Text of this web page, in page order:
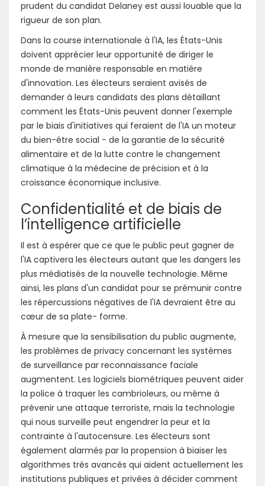
prudent du candidat Delaney est aussi louable que la
rigueur de son plan.
Dans la course internationale à l'IA, les États-Unis
doivent apprécier leur opportunité de diriger le
monde de manière responsable en matière
d'innovation. Les électeurs seraient avisés de
demander à leurs candidats des plans détaillant
comment les États-Unis peuvent donner l'exemple
par le biais d'initiatives qui feraient de l'IA un moteur
du bien-être social - de la garantie de la sécurité
alimentaire et de la lutte contre le changement
climatique à la médecine de précision et à la
croissance économique inclusive.
Confidentialité et de biais de
l’intelligence artificielle
Il est à espérer que ce que le public peut gagner de
l'IA captivera les électeurs autant que les dangers les
plus médiatisés de la nouvelle technologie. Même
ainsi, les plans d'un candidat pour se prémunir contre
les répercussions négatives de l'IA devraient être au
cœur de sa plate- forme.
À mesure que la sensibilisation du public augmente,
les problèmes de privacy concernant les systèmes
de surveillance par reconnaissance faciale
augmentent. Les logiciels biométriques peuvent aider
la police à traquer les cambrioleurs, ou même à
prévenir une attaque terroriste, mais la technologie
qui nous surveille peut engendrer la peur et la
contrainte à l'autocensure. Les électeurs sont
également alarmés par la propension à biaiser les
algorithmes très avancés qui aident actuellement les
institutions publiques et privées à décider comment